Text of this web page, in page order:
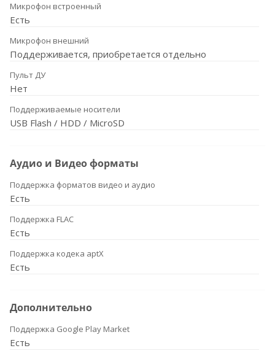
Микрофон встроенный
Есть
Микрофон внешний
Поддерживается, приобретается отдельно
Пульт ДУ
Нет
Поддерживаемые носители
USB Flash / HDD / MicroSD
Аудио и Видео форматы
Поддержка форматов видео и аудио
Есть
Поддержка FLAC
Есть
Поддержка кодека aptX
Есть
Дополнительно
Поддержка Google Play Market
Есть